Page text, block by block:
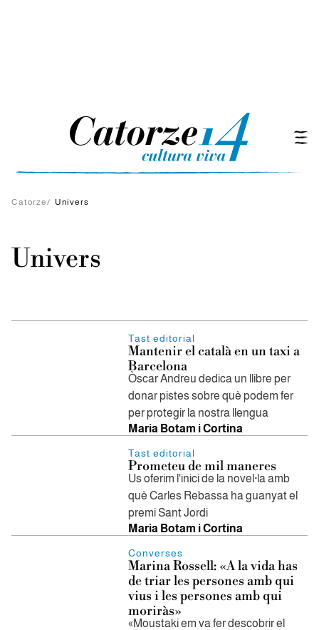
Catorze/ Univers
Univers
Tast editorial
Mantenir el català en un taxi a
Barcelona
Òscar Andreu dedica un llibre per
donar pistes sobre què podem fer
per protegir la nostra llengua
Maria Botam i Cortina
Tast editorial
Prometeu de mil maneres
Us oferim l'inici de la novel·la amb
què Carles Rebassa ha guanyat el
premi Sant Jordi
Maria Botam i Cortina
Converses
Marina Rossell: «A la vida has
de triar les persones amb qui
vius i les persones amb qui
moriràs»
«Moustaki em va fer descobrir el